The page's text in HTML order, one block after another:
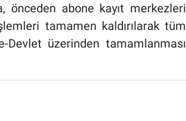
önceden abone kayıt merkezleri
tamamen kaldırılarak tüm
üzerinden tamamlanması